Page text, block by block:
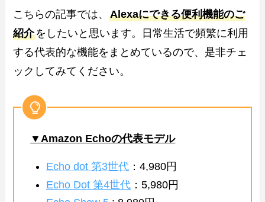
こちらの記事では、Alexaにできる便利機能のご
紹介をしたいと思います。日常生活で頻繁に利用
する代表的な機能をまとめているので、是非チェ
ックしてみてください。
▼Amazon Echoの代表モデル
Echo dot 第3世代 ：4,980円
Echo Dot 第4世代 ：5,980円